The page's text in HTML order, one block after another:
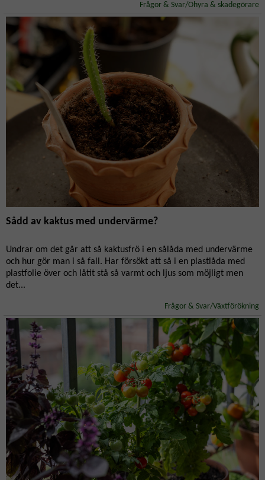
Frågor & Svar/Ohyra & skadegörare
Sådd av kaktus med undervärme?
Undrar om det går att så kaktusfrö i en sålåda med undervärme
och hur gör man i så fall. Har försökt att så i en plastlåda med
plastfolie över och låtit stå så varmt och ljus som möjligt men
det...
Frågor & Svar/Växtförökning